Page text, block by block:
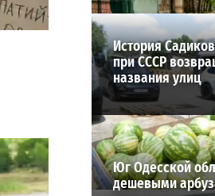
История
при СССР
названия улиц
Юг Одесской
дешевыми